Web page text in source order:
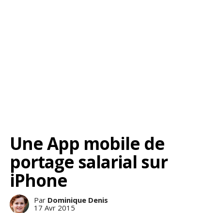
Une App mobile de
portage salarial sur
iPhone
Par Dominique Denis
17 Avr 2015